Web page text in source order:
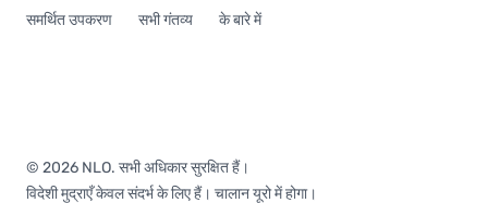
समर्थित उपकरण सभी गंतव्य के बारे में
© 2026 NLO. सभी अधिकार सुरक्षित हैं।
विदेशी मुद्राएँ केवल संदर्भ के लिए हैं। चालान यूरो में होगा।